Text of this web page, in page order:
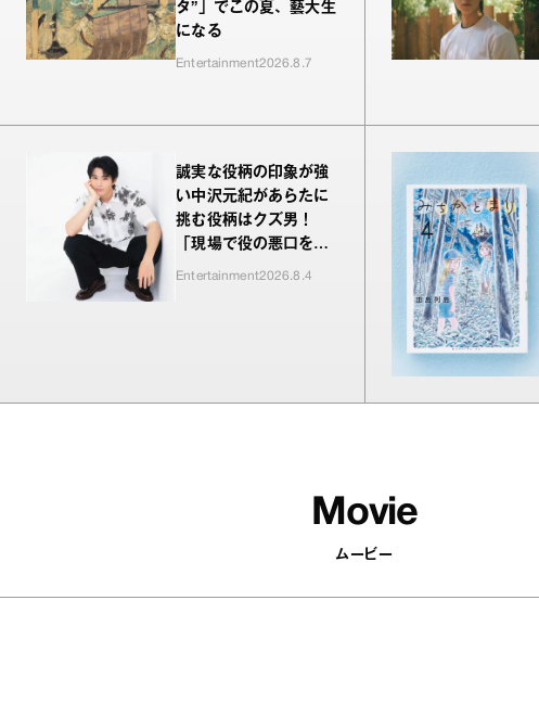
タ”」でこの夏、藝大生
になる
Entertainment2026.8.7
誠実な役柄の印象が強
い中沢元紀があらたに
挑む役柄はクズ男！
「現場で役の悪口を言
われるのが新鮮でした
Entertainment2026.8.4
Movie
ムービー